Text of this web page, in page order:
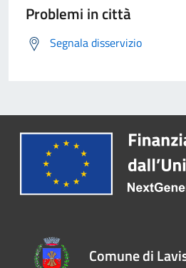
Problemi in città
Segnala disservizio
Comune di